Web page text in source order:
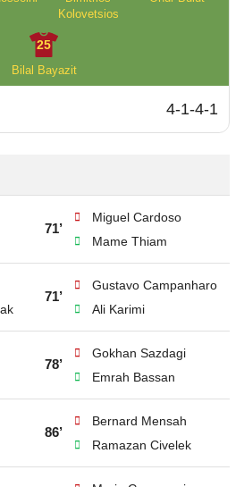
Kolovetsios
25
Bilal Bayazit
4-1-4-1
71’
Miguel Cardoso
Mame Thiam
71’
Gustavo Campanharo
Ali Karimi
78’
Gokhan Sazdagi
Emrah Bassan
86’
Bernard Mensah
Ramazan Civelek